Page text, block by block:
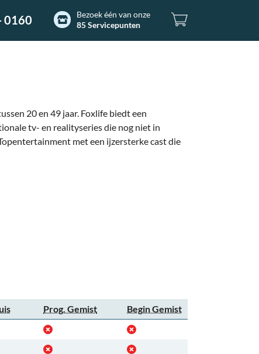
0160
Bezoek één van onze
85 Servicepunten
20 en 49 jaar. Foxlife biedt een
tv- en realityseries die nog niet in
met een ijzersterke cast die
Prog. Gemist
Begin Gemist